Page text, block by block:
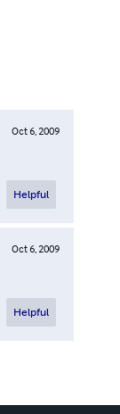
Oct 6, 2009
Helpful
Oct 6, 2009
Helpful